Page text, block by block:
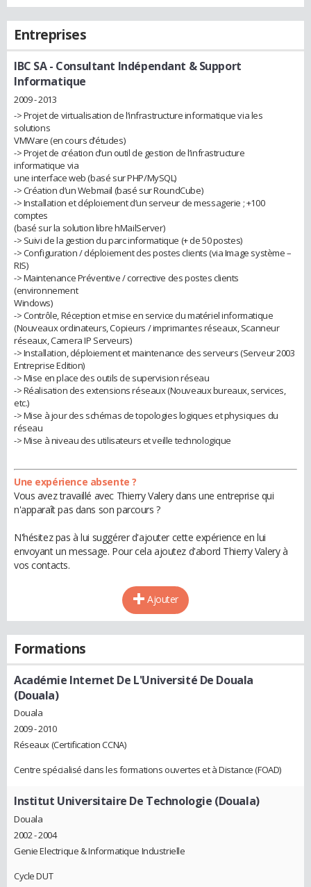
Entreprises
IBC SA- Consultant Indépendant & Support
Informatique
2009 - 2013
-> Projet de virtualisation de l’infrastructure informatique via les
solutions
VMWare (en cours d’études)
-> Projet de création d’un outil de gestion de l’infrastructure
informatique via
une interface web (basé sur PHP/MySQL)
-> Création d’un Webmail (basé sur RoundCube)
-> Installation et déploiement d’un serveur de messagerie ; +100
comptes
(basé sur la solution libre hMailServer)
-> Suivi de la gestion du parc informatique (+ de 50 postes)
-> Configuration / déploiement des postes clients (via Image système –
RIS)
-> Maintenance Préventive / corrective des postes clients
(environnement
Windows)
-> Contrôle, Réception et mise en service du matériel informatique
(Nouveaux ordinateurs, Copieurs / imprimantes réseaux, Scanneur
réseaux, Camera IP Serveurs)
-> Installation, déploiement et maintenance des serveurs (Serveur 2003
Entreprise Edition)
-> Mise en place des outils de supervision réseau
-> Réalisation des extensions réseaux (Nouveaux bureaux, services,
etc.)
-> Mise à jour des schémas de topologies logiques et physiques du
réseau
-> Mise à niveau des utilisateurs et veille technologique
Une expérience absente ?
Vous avez travaillé avec Thierry Valery dans une entreprise qui
n'apparaît pas dans son parcours ?
N'hésitez pas à lui suggérer d'ajouter cette expérience en lui
envoyant un message. Pour cela ajoutez d'abord Thierry Valery à
vos contacts.
Ajouter
Formations
Académie Internet De L'Université De Douala
(Douala)
Douala
2009 - 2010
Réseaux (Certification CCNA)
Centre spécialisé dans les formations ouvertes et à Distance (FOAD)
Institut Universitaire De Technologie (Douala)
Douala
2002 - 2004
Genie Electrique & Informatique Industrielle
Cycle DUT